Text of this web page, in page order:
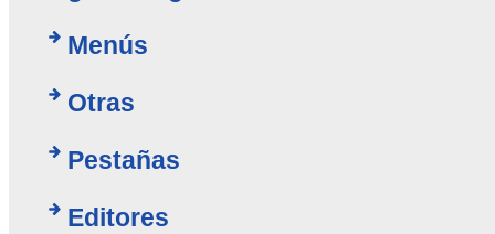
Menús
Otras
Pestañas
Editores